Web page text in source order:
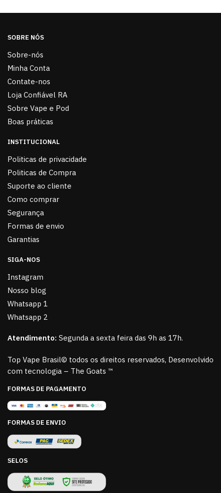
SOBRE NÓS
Sobre-nós
Minha Conta
Contate-nos
Loja Confiável RA
Sobre Vape e Pod
Boas práticas
INSTITUCIONAL
Politicas de privacidade
Politicas de Compra
Suporte ao cliente
Como comprar
Segurança
Formas de envio
Garantias
SIGA-NOS
Instagram
Nosso blog
Whatsapp 1
Whatsapp 2
Atendimento: Segunda a sexta feira das 9h as 17h.
Top Vape Brasil© todos os direitos reservados, Desenvolvido
com tecnologia – The Goats ™
FORMAS DE PAGAMENTO
FORMAS DE ENVIO
SELOS